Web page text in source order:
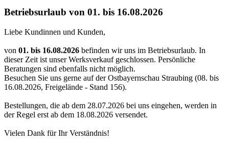
Betriebsurlaub von 01. bis 16.08.2026
Liebe Kundinnen und Kunden,
von 01. bis 16.08.2026 befinden wir uns im Betriebsurlaub. In
dieser Zeit ist unser Werksverkauf geschlossen. Persönliche
Beratungen sind ebenfalls nicht möglich.
Besuchen Sie uns gerne auf der Ostbayernschau Straubing (08. bis
16.08.2026, Freigelände - Stand 156).
Bestellungen, die ab dem 28.07.2026 bei uns eingehen, werden in
der Regel erst ab dem 18.08.2026 versendet.
Vielen Dank für Ihr Verständnis!